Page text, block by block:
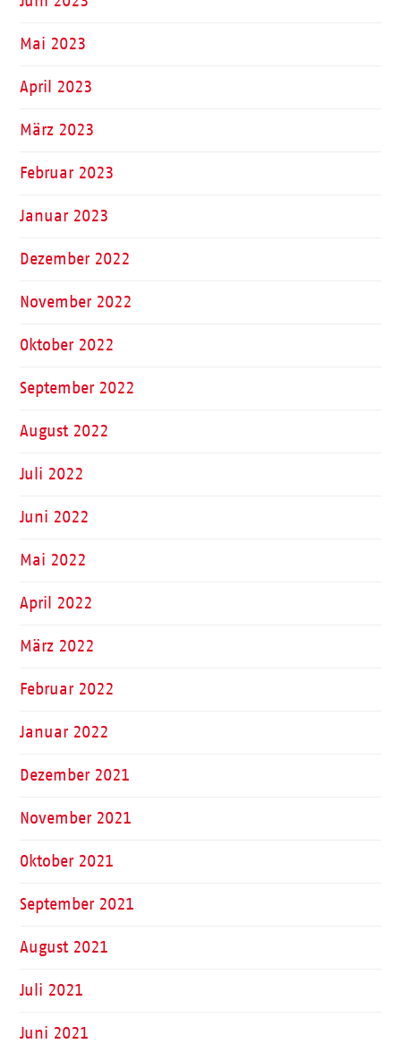
Mai 2023
April 2023
März 2023
Februar 2023
Januar 2023
Dezember 2022
November 2022
Oktober 2022
September 2022
August 2022
Juli 2022
Juni 2022
Mai 2022
April 2022
März 2022
Februar 2022
Januar 2022
Dezember 2021
November 2021
Oktober 2021
September 2021
August 2021
Juli 2021
Juni 2021